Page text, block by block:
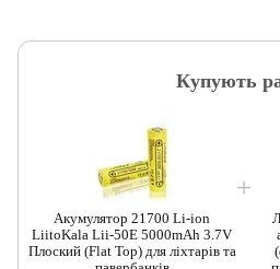
Купують
Акумулятор 21700 Li-ion
LiitoKala Lii-50E 5000mAh 3.7V
Плоский (Flat Top) для ліхтарів та